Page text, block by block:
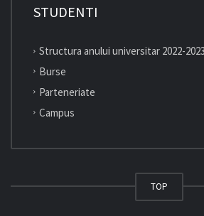
STUDENTI
Structura anului universitar 2022-2023
Burse
Parteneriate
Campus
TOP